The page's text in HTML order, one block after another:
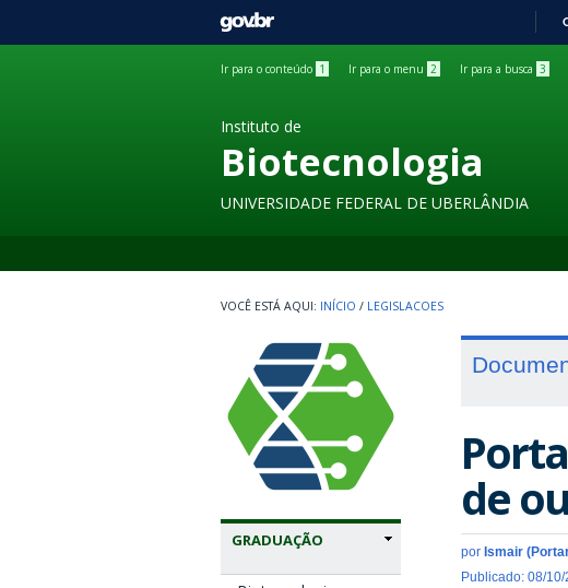
GOVBR
Ir para o conteúdo 1 Ir para o menu 2 Ir para a busca 3
Instituto de
Biotecnologia
UNIVERSIDADE FEDERAL DE UBERLÂNDIA
INÍCIO / LEGISLACOES
GRADUAÇÃO
de
por Ismair
Publicado: 08/